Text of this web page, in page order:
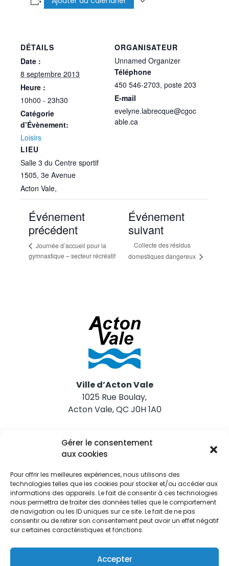
Gérer le consentement
aux cookies
Pour offrir les meilleures expériences, nous utilisons des
technologies telles que les cookies pour stocker et/ou accéder aux
informations des appareils. Le fait de consentir à ces technologies
nous permettra de traiter des données telles que le comportement
de navigation ou les ID uniques sur ce site. Le fait de ne pas
consentir ou de retirer son consentement peut avoir un effet négatif
sur certaines caractéristiques et fonctions.
Accepter
DÉTAILS
Date :
8 septembre 2013
Heure :
10h00 - 23h30
Catégorie
d’Évènement:
Loisirs
LIEU
Salle 3 du Centre sportif
1505, 3e Avenue
Acton Vale,
ORGANISATEUR
Unnamed Organizer
Téléphone
450 546-2703, poste 203
E-mail
evelyne.labrecque@cgoc
able.ca
Événement
précédent
Journée d’accueil pour la
gymnastique – secteur récréatif
Événement
suivant
Collecte des résidus
domestiques dangereux
Ville d’Acton Vale
1025 Rue Boulay,
Acton Vale, QC J0H 1A0
Nous joindre
Tél. 450 546-2703
Restez informés
Abonnez-vous aux alertes municipales
Je m'abonne